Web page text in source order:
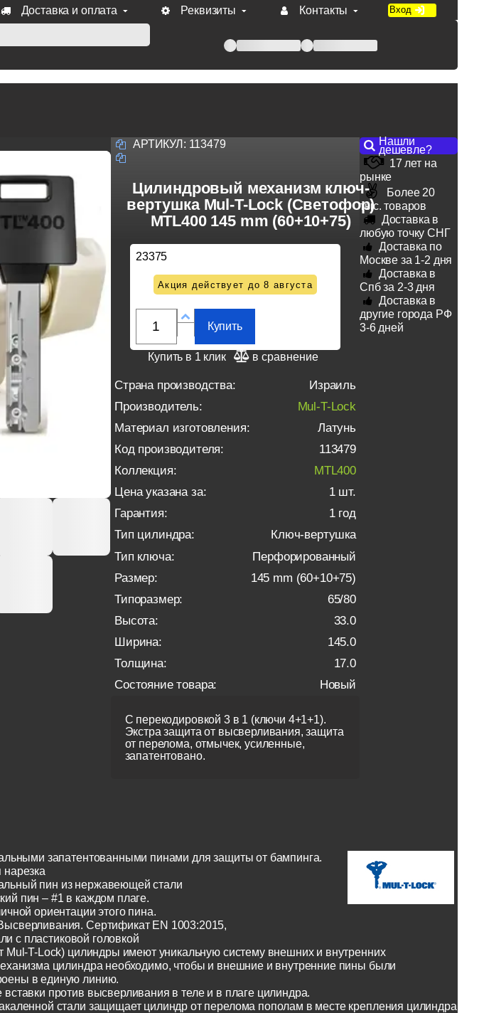
Доставка и оплата Реквизиты Контакты Вход
Extreza, Melodia, Forme при оплате по счету.
АРТИКУЛ: 113479
Цилиндровый механизм ключ-
вертушка Mul-T-Lock (Светофор)
MTL400 145 mm (60+10+75)
23375
Акция действует до 8 августа
Купить
Купить в 1 клик в сравнение
Страна производства:
Израиль
Производитель:
Mul-T-Lock
Материал изготовления:
Латунь
Код производителя:
113479
Коллекция:
MTL400
Цена указана за:
1 шт.
Гарантия:
1 год
Тип цилиндра:
Ключ-вертушка
Тип ключа:
Перфорированный
Размер:
145 mm (60+10+75)
Типоразмер:
65/80
Высота:
33.0
Ширина:
145.0
Толщина:
17.0
Состояние товара:
Новый
С перекодировкой 3 в 1 (ключи 4+1+1).
Экстра защита от высверливания, защита
от перелома, отмычек, усиленные,
запатентовано.
Нашли
дешевле?
17 лет на
рынке
Более 20
тыс. товаров
Доставка в
любую точку СНГ
Доставка по
Москве за 1-2 дня
Доставка в
Спб за 2-3 дня
Доставка в
другие города РФ
3-6 дней
запатентованными пинами для защиты от бампинга.
нарезка
пин из нержавеющей стали
пин – #1 в каждом плаге.
ориентации этого пина.
Сертификат EN 1003:2015,
с пластиковой головкой
Mul-T-Lock) цилиндры имеют уникальную систему внешних и внутренних
цилиндра необходимо, чтобы и внешние и внутренние пины были
в единую линию.
против высверливания в теле и в плаге цилиндра.
стали защищает цилиндр от перелома пополам в месте крепления цилиндра